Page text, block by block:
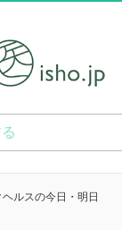
ルスの今日・明日